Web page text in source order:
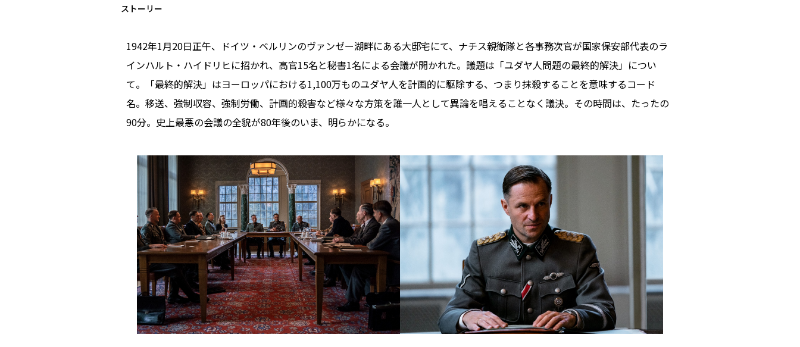
ストーリー
1942年1月20日正午、ドイツ・ベルリンのヴァンゼー湖畔にある大邸宅にて、ナチス親衛隊と各事務次官が国家保安部代表のラ
インハルト・ハイドリヒに招かれ、高官15名と秘書1名による会議が開かれた。議題は「ユダヤ人問題の最終的解決」につい
て。「最終的解決」はヨーロッパにおける1,100万ものユダヤ人を計画的に駆除する、つまり抹殺することを意味するコード
名。移送、強制収容、強制労働、計画的殺害など様々な方策を誰一人として異論を唱えることなく議決。その時間は、たったの
90分。史上最悪の会議の全貌が80年後のいま、明らかになる。